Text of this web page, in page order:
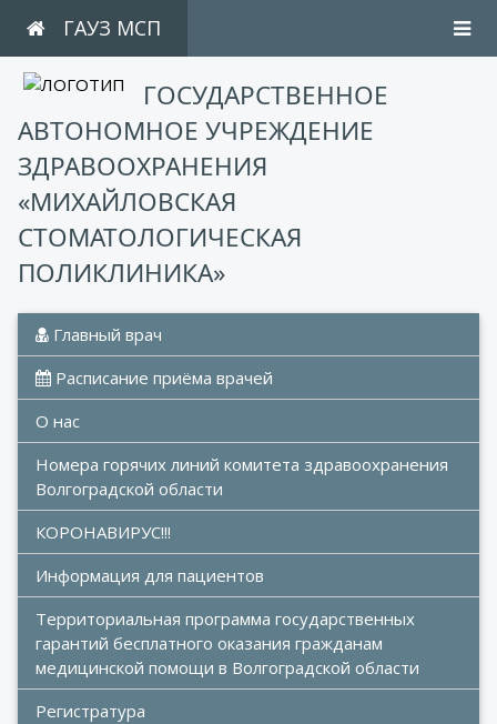
ГАУЗ МСП
ГОСУДАРСТВЕННОЕ
АВТОНОМНОЕ УЧРЕЖДЕНИЕ
ЗДРАВООХРАНЕНИЯ
«МИХАЙЛОВСКАЯ
СТОМАТОЛОГИЧЕСКАЯ
ПОЛИКЛИНИКА»
Главный врач
Расписание приёма врачей
О нас
Номера горячих линий комитета здравоохранения
Волгоградской области
КОРОНАВИРУС!!!
Информация для пациентов
Территориальная программа государственных
гарантий бесплатного оказания гражданам
медицинской помощи в Волгоградской области
Регистратура